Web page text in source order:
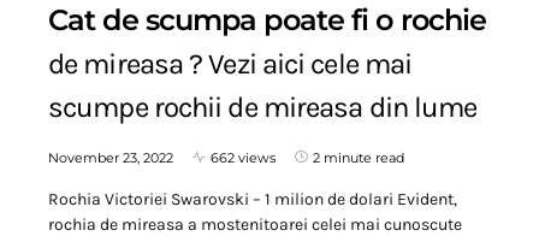
Cat de scumpa poate fi o rochie
de mireasa ? Vezi aici cele mai
scumpe rochii de mireasa din lume
November 23, 2022 662 views 2 minute read
Rochia Victoriei Swarovski – 1 milion de dolari Evident,
rochia de mireasa a mostenitoarei celei mai cunoscute